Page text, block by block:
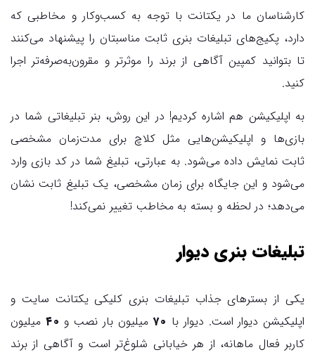
کارشناسان ما در یکتانت با توجه به کسب‌وکار و مخاطبی که
دارد، پکیج‌های تبلیغات بنری ثابت مناسبتان را پیشنهاد می‌کنند
تا بتوانید کمپین آگاهی از برند را موثرتر و مقرون‌به‌صرفه‌تر اجرا
کنید.
به اپلیکیشن هم اشاره کردیم! در این روش، بنر تبلیغاتی شما در
بازی‌ها و اپلیکیشن‌هایی مثل کلاچ برای مدت‌زمان مشخصی
ثابت نمایش داده می‌شود. به عبارتی، تبلیغ شما در کد بازی وارد
می‌شود و این جایگاه برای زمان مشخصی، یک تبلیغ ثابت نشان
می‌دهد؛ در لحظه و بسته به مخاطب تغییر نمی‌کند!
تبلیغات بنری دیوار
یکی از بسترهای جذاب تبلیغات بنری کلیکی یکتانت سایت و
اپلیکیشن دیوار است. دیوار با ۷۰ میلیون بار نصب و ۴۰ میلیون
کاربر فعال ماهانه، از هر خیابانی شلوغ‌تر است و آگاهی از برند